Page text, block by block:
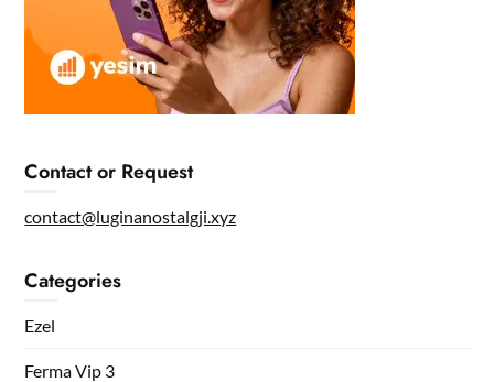
Contact or Request
contact@luginanostalgji.xyz
Categories
Ezel
Ferma Vip 3